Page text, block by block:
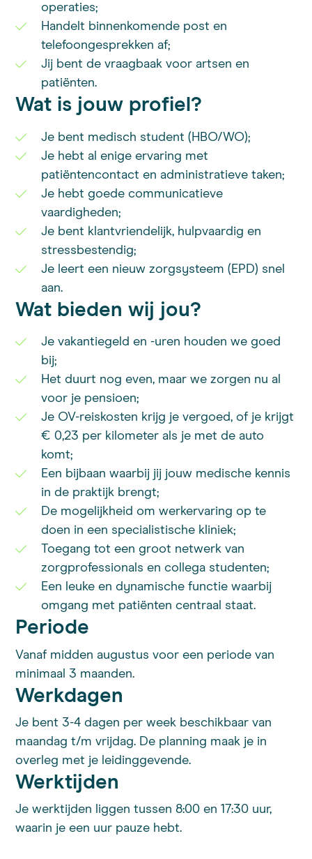
operaties;
Handelt binnenkomende post en
telefoongesprekken af;
Jij bent de vraagbaak voor artsen en
patiënten.
Wat is jouw profiel?
Je bent medisch student (HBO/WO);
Je hebt al enige ervaring met
patiëntencontact en administratieve taken;
Je hebt goede communicatieve
vaardigheden;
Je bent klantvriendelijk, hulpvaardig en
stressbestendig;
Je leert een nieuw zorgsysteem (EPD) snel
aan.
Wat bieden wij jou?
Je vakantiegeld en -uren houden we goed
bij;
Het duurt nog even, maar we zorgen nu al
voor je pensioen;
Je OV-reiskosten krijg je vergoed, of je krijgt
€ 0,23 per kilometer als je met de auto
komt;
Een bijbaan waarbij jij jouw medische kennis
in de praktijk brengt;
De mogelijkheid om werkervaring op te
doen in een specialistische kliniek;
Toegang tot een groot netwerk van
zorgprofessionals en collega studenten;
Een leuke en dynamische functie waarbij
omgang met patiënten centraal staat.
Periode
Vanaf midden augustus voor een periode van
minimaal 3 maanden.
Werkdagen
Je bent 3-4 dagen per week beschikbaar van
maandag t/m vrijdag. De planning maak je in
overleg met je leidinggevende.
Werktijden
Je werktijden liggen tussen 8:00 en 17:30 uur,
waarin je een uur pauze hebt.